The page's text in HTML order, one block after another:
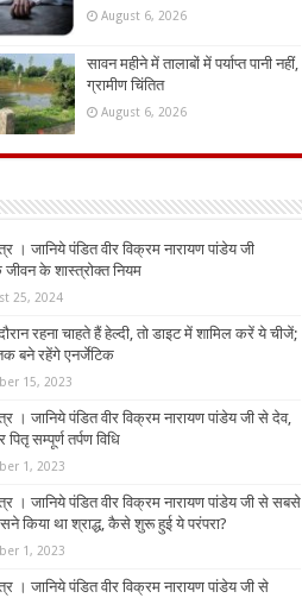
August 6, 2026
सावन महीने में तालाबों में पर्याप्त पानी नहीं,
ग्रामीण चिंतित
August 6, 2026
। जानिये पंडित वीर विक्रम नारायण पांडेय जी
के शास्त्रोक्त नियम
25, 2024
रहना चाहते हैं हेल्दी, तो डाइट में शामिल करें ये चीजें;
बने रहेंगे एनर्जेटिक
15, 2023
। जानिये पंडित वीर विक्रम नारायण पांडेय जी से देव,
सम्पूर्ण तर्पण विधि
1, 2023
। जानिये पंडित वीर विक्रम नारायण पांडेय जी से सबसे
किया था श्राद्ध, कैसे शुरू हुई ये परंपरा?
1, 2023
। जानिये पंडित वीर विक्रम नारायण पांडेय जी से